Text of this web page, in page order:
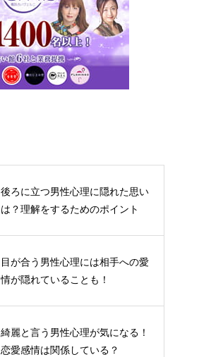
後ろに立つ男性心理に隠れた思い
は？理解をするためのポイント
目が合う男性心理には相手への愛
情が隠れていることも！
綺麗と言う男性心理が気になる！
恋愛感情は関係している？